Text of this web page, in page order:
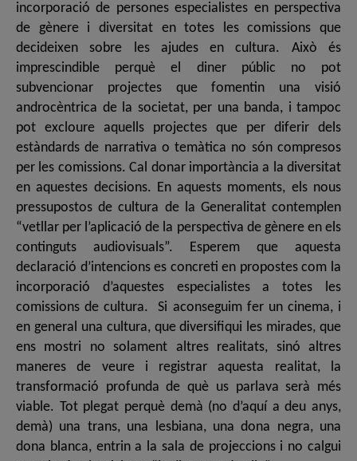
incorporació de persones especialistes en perspectiva
de gènere i diversitat en totes les comissions que
decideixen sobre les ajudes en cultura. Això és
imprescindible perquè el diner públic no pot
subvencionar projectes que fomentin una visió
androcèntrica de la societat, per una banda, i tampoc
pot excloure aquells projectes que per diferir dels
estàndards de narrativa o temàtica no són compresos
per les comissions. Cal donar importància a la diversitat
en aquestes decisions. En aquests moments, els nous
pressupostos de cultura de la Generalitat contemplen
“vetllar per l’aplicació de la perspectiva de gènere en els
continguts audiovisuals”. Esperem que aquesta
declaració d’intencions es concreti en propostes com la
incorporació d’aquestes especialistes a totes les
comissions de cultura. Si aconseguim fer un cinema, i
en general una cultura, que diversifiqui les mirades, que
ens mostri no solament altres realitats, sinó altres
maneres de veure i registrar aquesta realitat, la
transformació profunda de què us parlava serà més
viable. Tot plegat perquè demà (no d’aquí a deu anys,
demà) una trans, una lesbiana, una dona negra, una
dona blanca, entrin a la sala de projeccions i no calgui